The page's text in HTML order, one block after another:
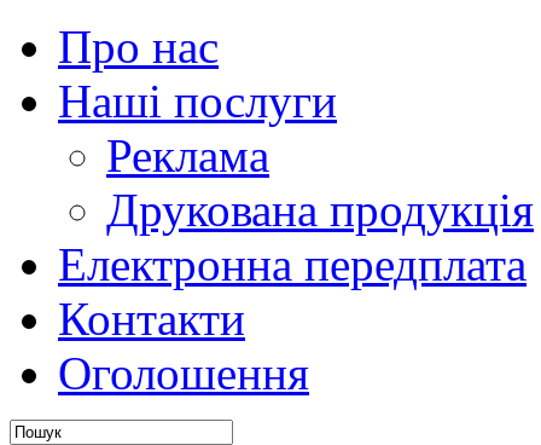
Про нас
Наші послуги
Реклама
Друкована продукція
Електронна передплата
Контакти
Оголошення